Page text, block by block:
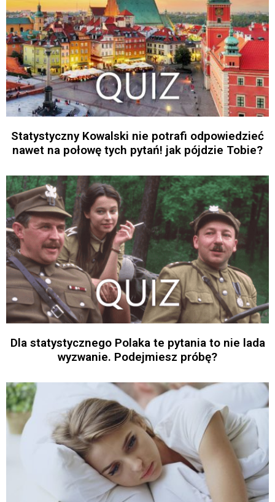
Statystyczny Kowalski nie potrafi odpowiedzieć
nawet na połowę tych pytań! jak pójdzie Tobie?
Dla statystycznego Polaka te pytania to nie lada
wyzwanie. Podejmiesz próbę?